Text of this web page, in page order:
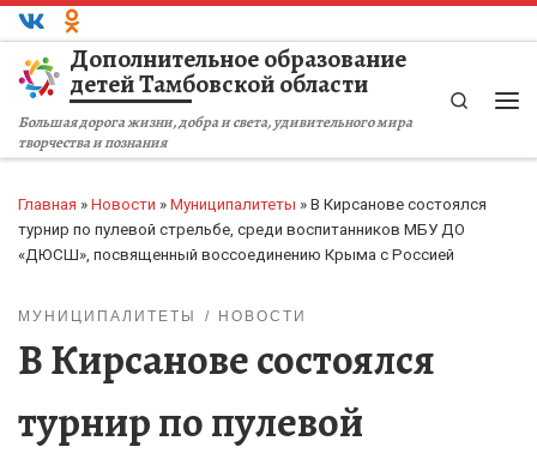
Перейти к содержимому
Дополнительное образование
детей Тамбовской области
Большая дорога жизни, добра и света, удивительного мира
творчества и познания
Search
Главная » Новости » Муниципалитеты » В Кирсанове состоялся
турнир по пулевой стрельбе, среди воспитанников МБУ ДО
«ДЮСШ», посвященный воссоединению Крыма с Россией
МУНИЦИПАЛИТЕТЫ НОВОСТИ
В Кирсанове состоялся
турнир по пулевой